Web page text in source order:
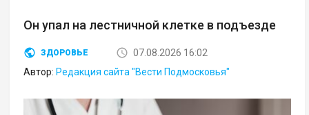
Он упал на лестничной клетке в подъезде
ЗДОРОВЬЕ
07.08.2026 16:02
Автор: Редакция сайта "Вести Подмосковья"